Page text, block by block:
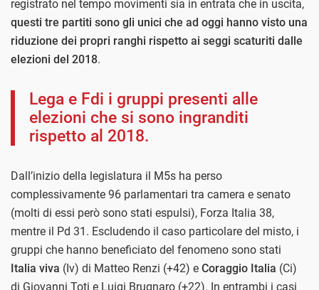
registrato nel tempo movimenti sia in entrata che in uscita,
questi tre partiti sono gli unici che ad oggi hanno visto una
riduzione dei propri ranghi rispetto ai seggi scaturiti dalle
elezioni del 2018.
Lega e Fdi i gruppi presenti alle
elezioni che si sono ingranditi
rispetto al 2018.
Dall’inizio della legislatura il M5s ha perso
complessivamente 96 parlamentari tra camera e senato
(molti di essi però sono stati espulsi), Forza Italia 38,
mentre il Pd 31. Escludendo il caso particolare del misto, i
gruppi che hanno beneficiato del fenomeno sono stati
Italia viva (Iv) di Matteo Renzi (+42) e Coraggio Italia (Ci)
di Giovanni Toti e Luigi Brugnaro (+22). In entrambi i casi